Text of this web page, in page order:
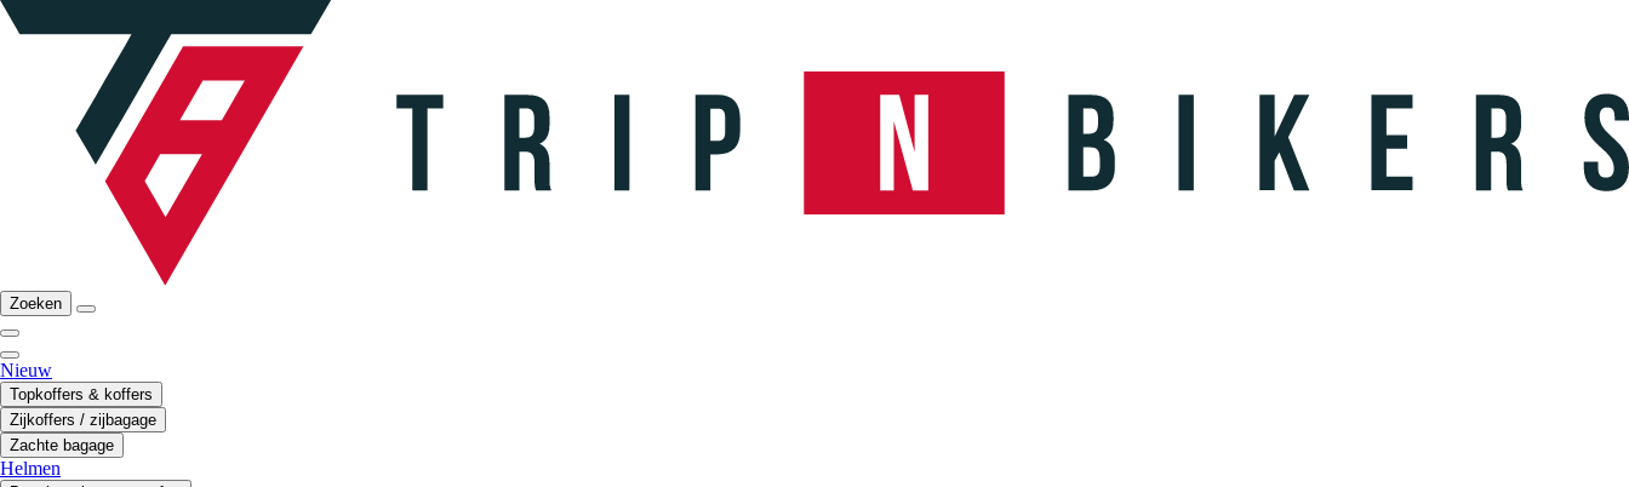
Zoeken
Nieuw
Topkoffers & koffers
Zijkoffers / zijbagage
Zachte bagage
Helmen